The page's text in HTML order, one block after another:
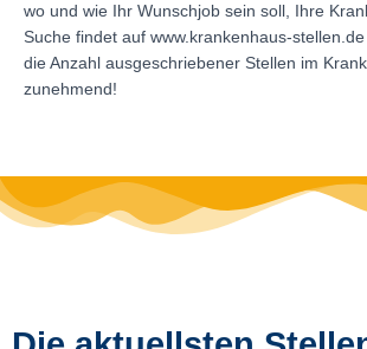
wo und wie Ihr Wunschjob sein soll, Ihre
Suche findet auf www.krankenhaus-
die Anzahl ausgeschriebener Stellen im
zunehmend!